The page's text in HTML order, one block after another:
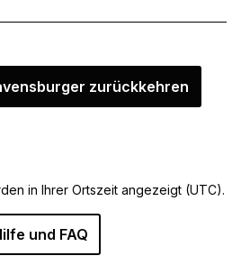
zurückkehren
in Ihrer Ortszeit angezeigt (UTC).
und FAQ